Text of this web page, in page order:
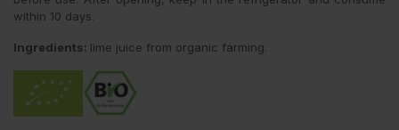
within 10 days.
Ingredients: lime juice from organic farming.